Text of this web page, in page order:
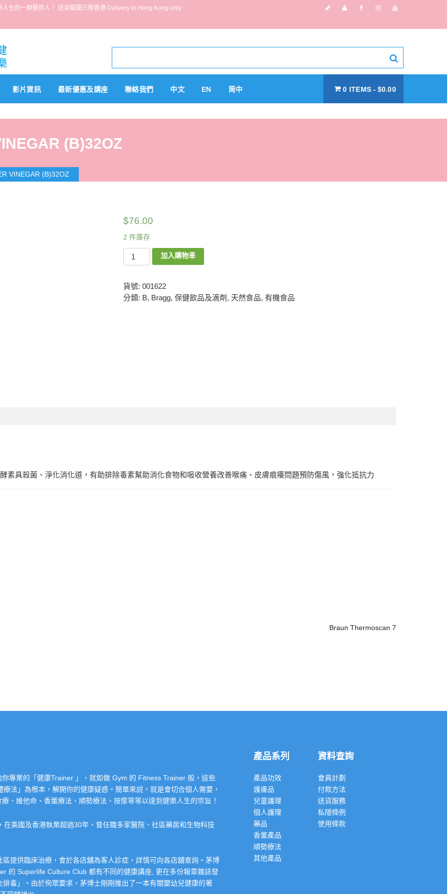
生的一群醫葯人！ 送貨範圍只限香港 Delivery to Hong Kong only
影片資訊 最新優惠及講座 聯絡我們 中文 EN 简中 0 ITEMS $0.00
(B)32OZ
VINEGAR (B)32OZ
$76.00
2 件庫存
加入購物車
貨號: 001622
分類: B, Bragg, 保健飲品及滴劑 , 天然食品, 有機食品
素具殺菌、淨化消化道，有助排除毒素幫助消化食物和吸收營養改善喉痛、皮膚痕癢問題預防傷風，強化抵抗力
Braun Thermoscan 7
專業的「健康Trainer 」，就如做 Gym 的 Fitness Trainer 般，這些
法」為根本，解開你的健康疑惑。簡單來説，就是會切合個人需要，
、維他命、香薰療法、順勢療法、按摩等等以達到健樂人生的宗旨！
美國及香港執業超過30年，曾任職多家醫院、社區藥房和生物科技
提供臨床治療，會於各店舖為客人診症，詳情可向各店舖查詢。茅博
的 Superlife Culture Club 都有不同的健康講座, 更在多份報章雜誌發
毒」。由於徇眾要求，茅博士剛剛推出了一本有關嬰幼兒健康的著
產品系列
產品功效
護膚品
兒童護理
個人護理
藥品
香薰產品
順勢療法
其他產品
資料查詢
會員計劃
付款方法
送貨服務
私隱條例
使用條款